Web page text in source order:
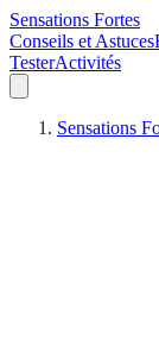
Sensations Fortes
Conseils et Astuces
TesterActivités
Sensations